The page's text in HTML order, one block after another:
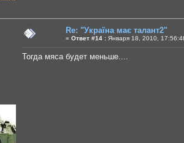
Re: "Україна має талант2"
« Ответ #14 : Января 18, 2010,
Тогда мяса будет меньше....